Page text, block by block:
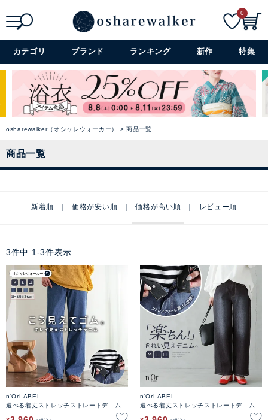
詳細検索+
0
カテゴリ ブランド ランキング 新作 特集
osharewalker（オシャレウォーカー） 商品一覧
商品一覧
新着順 価格が安い順 価格が高い順 レビュー順
3件中 1 -3件表示
n'OrLABEL
選べる着丈ストレッチストレートデニムパ
n'OrLABEL
選べる着丈ストレッチストレートデニムパ